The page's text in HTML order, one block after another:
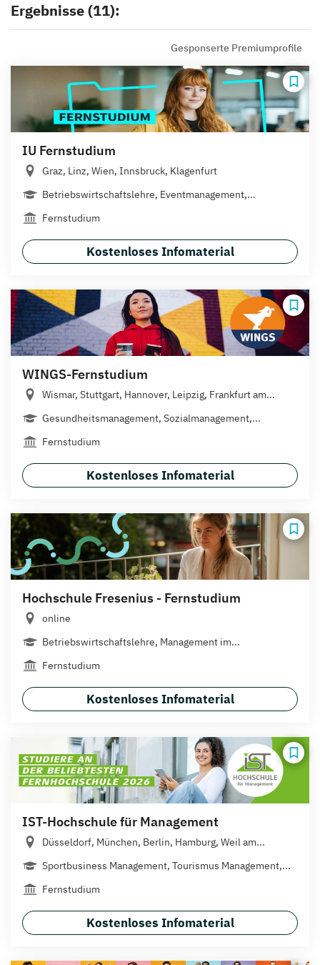
Ergebnisse (11):
Gesponserte Premiumprofile
IU Fernstudium
Graz, Linz, Wien, Innsbruck, Klagenfurt
Betriebswirtschaftslehre, Eventmanagement,...
Fernstudium
Kostenloses Infomaterial
WINGS-Fernstudium
Wismar, Stuttgart, Hannover, Leipzig, Frankfurt am...
Gesundheitsmanagement, Sozialmanagement,...
Fernstudium
Kostenloses Infomaterial
Hochschule Fresenius - Fernstudium
online
Betriebswirtschaftslehre, Management im...
Fernstudium
Kostenloses Infomaterial
IST-Hochschule für Management
Düsseldorf, München, Berlin, Hamburg, Weil am...
Sportbusiness Management, Tourismus Management,...
Fernstudium
Kostenloses Infomaterial